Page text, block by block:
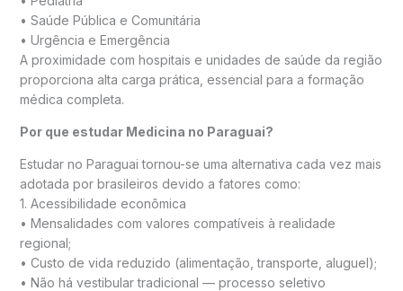
• Saúde Pública e Comunitária
• Urgência e Emergência
A proximidade com hospitais e unidades de saúde da região
proporciona alta carga prática, essencial para a formação
médica completa.
Por que estudar Medicina no Paraguai?
Estudar no Paraguai tornou-se uma alternativa cada vez mais
adotada por brasileiros devido a fatores como:
1. Acessibilidade econômica
• Mensalidades com valores compatíveis à realidade
regional;
• Custo de vida reduzido (alimentação, transporte, aluguel);
• Não há vestibular tradicional — processo seletivo